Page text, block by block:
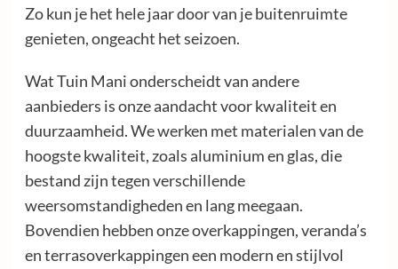
Zo kun je het hele jaar door van je buitenruimte
genieten, ongeacht het seizoen.
Wat Tuin Mani onderscheidt van andere
aanbieders is onze aandacht voor kwaliteit en
duurzaamheid. We werken met materialen van de
hoogste kwaliteit, zoals aluminium en glas, die
bestand zijn tegen verschillende
weersomstandigheden en lang meegaan.
Bovendien hebben onze overkappingen, veranda’s
en terrasoverkappingen een modern en stijlvol